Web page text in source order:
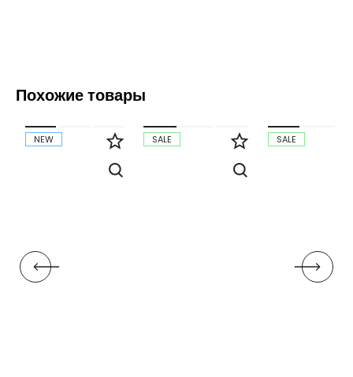
Похожие товары
NEW SALE SALE